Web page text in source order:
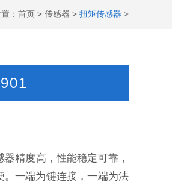
： 首页 > 传感器 > 扭矩传感器 >
精度高，性能稳定可靠，
一端为键连接，一端为法